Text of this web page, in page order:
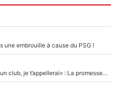
une embrouille à cause du PSG !
Mercato - OM - «Dès que je prends un club, je t’appellerai» : La promesse de Marcelino au moment de claquer la porte